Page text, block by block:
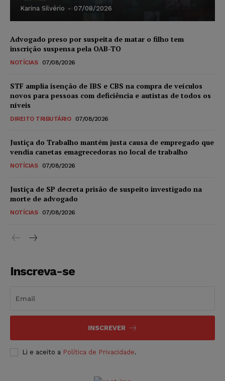
Karina Silvério - 07/08/2026
Advogado preso por suspeita de matar o filho tem
inscrição suspensa pela OAB-TO
NOTÍCIAS 07/08/2026
STF amplia isenção de IBS e CBS na compra de veículos
novos para pessoas com deficiência e autistas de todos os
níveis
DIREITO TRIBUTÁRIO 07/08/2026
Justiça do Trabalho mantém justa causa de empregado que
vendia canetas emagrecedoras no local de trabalho
NOTÍCIAS 07/08/2026
Justiça de SP decreta prisão de suspeito investigado na
morte de advogado
NOTÍCIAS 07/08/2026
Inscreva-se
INSCREVER
Li e aceito a Política de Privacidade.